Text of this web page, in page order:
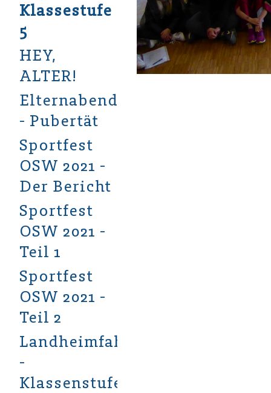
Klassestufe
5
HEY,
ALTER!
Elternabend
- Pubertät
Sportfest
OSW 2021 -
Der Bericht
Sportfest
OSW 2021 -
Teil 1
Sportfest
OSW 2021 -
Teil 2
Landheimfahrt
-
Klassenstufe